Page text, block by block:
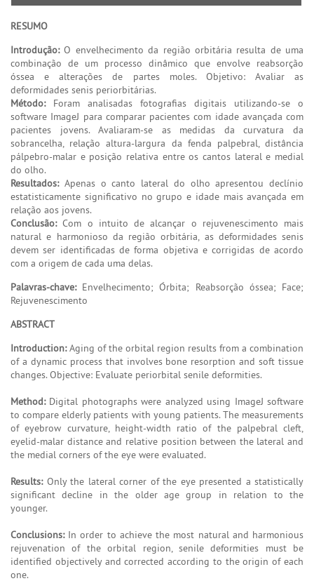
RESUMO
Introdução:O envelhecimento da região orbitária resulta de uma
combinação de um processo dinâmico que envolve reabsorção
óssea e alterações de partes moles. Objetivo: Avaliar as
deformidades senis periorbitárias.
Método:Foram analisadas fotografias digitais utilizando-se o
software ImageJ para comparar pacientes com idade avançada com
pacientes jovens. Avaliaram-se as medidas da curvatura da
sobrancelha, relação altura-largura da fenda palpebral, distância
pálpebro-malar e posição relativa entre os cantos lateral e medial
do olho.
Resultados:Apenas o canto lateral do olho apresentou declínio
estatisticamente significativo no grupo e idade mais avançada em
relação aos jovens.
Conclusão:Com o intuito de alcançar o rejuvenescimento mais
natural e harmonioso da região orbitária, as deformidades senis
devem ser identificadas de forma objetiva e corrigidas de acordo
com a origem de cada uma delas.
Palavras-chave:Envelhecimento; Órbita; Reabsorção óssea; Face;
Rejuvenescimento
ABSTRACT
Introduction:Aging of the orbital region results from a combination
of a dynamic process that involves bone resorption and soft tissue
changes. Objective: Evaluate periorbital senile deformities.
Method:Digital photographs were analyzed using ImageJ software
to compare elderly patients with young patients. The measurements
of eyebrow curvature, height-width ratio of the palpebral cleft,
eyelid-malar distance and relative position between the lateral and
the medial corners of the eye were evaluated.
Results:Only the lateral corner of the eye presented a statistically
significant decline in the older age group in relation to the
younger.
Conclusions:In order to achieve the most natural and harmonious
rejuvenation of the orbital region, senile deformities must be
identified objectively and corrected according to the origin of each
one.